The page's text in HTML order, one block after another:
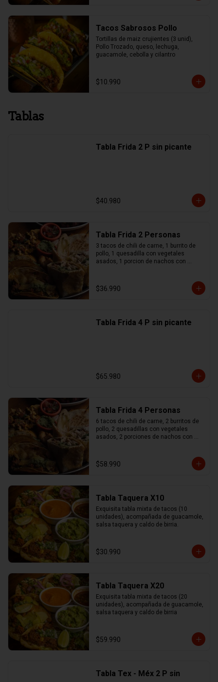
Tacos Sabrosos Pollo
Tortillas de maiz crujientes (3 unid),
Pollo Trozado, queso, lechuga,
guacamole, cebolla y cilantro
$10.990
Tablas
Tabla Frida 2 P sin picante
$40.980
Tabla Frida 2 Personas
3 tacos de chili de carne, 1 burrito de
pollo, 1 quesadilla con vegetales
asados, 1 porcion de nachos con
guacamole, sour cream, pico de gallo
$36.990
Tabla Frida 4 P sin picante
$65.980
Tabla Frida 4 Personas
6 tacos de chili de carne, 2 burritos de
pollo, 2 quesadillas con vegetales
asados, 2 porciones de nachos con
guacamole, sour cream, pico de gallo
$58.990
Tabla Taquera X10
Exquisita tabla mixta de tacos (10
unidades), acompañada de guacamole,
salsa taquera y caldo de birria.
$30.990
Tabla Taquera X20
Exquisita tabla mixta de tacos (20
unidades), acompañada de guacamole,
salsa taquera y caldo de birria
$59.990
Tabla Tex - Méx 2 P sin